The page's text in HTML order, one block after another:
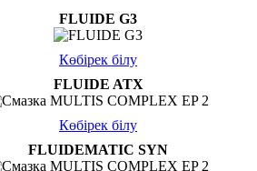
FLUIDE G3
Көбірек білу
FLUIDE ATX
Көбірек білу
FLUIDEMATIC SYN